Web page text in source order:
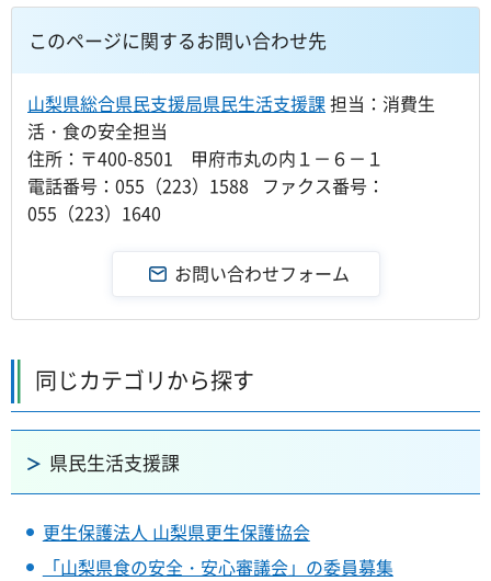
このページに関するお問い合わせ先
山梨県総合県民支援局県民生活支援課担当：消費生
活・食の安全担当
住所：〒400-8501 甲府市丸の内１－６－１
電話番号：055（223）1588 ファクス番号：
055（223）1640
同じカテゴリから探す
県民生活支援課
更生保護法人 山梨県更生保護協会
「山梨県食の安全・安心審議会」の委員募集